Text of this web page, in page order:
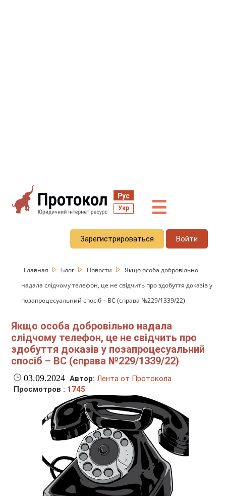
Рус
Укр ☰
Зарегистрироваться Войти
Главная Блог Новости
Якщо особа добровільно
надала слідчому телефон, це не свідчить про здобуття доказів у
позапроцесуальний спосіб – ВС (справа №229/1339/22)
Якщо особа добровільно надала
слідчому телефон, це не свідчить про
здобуття доказів у позапроцесуальний
спосіб – ВС (справа №229/1339/22)
03.09.2024 Автор: Лента от Протокола
Просмотров : 1745